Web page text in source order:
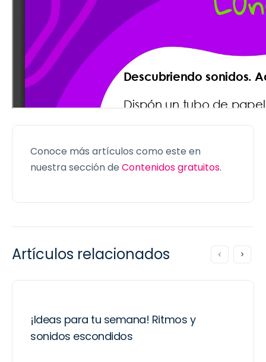
Conoce más artículos como este en
nuestra sección de Contenidos gratuitos.
Artículos relacionados
¡Ideas para tu semana! Ritmos y
sonidos escondidos